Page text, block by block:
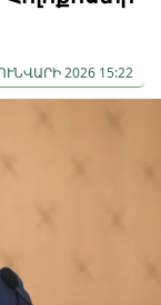
2026 15:22